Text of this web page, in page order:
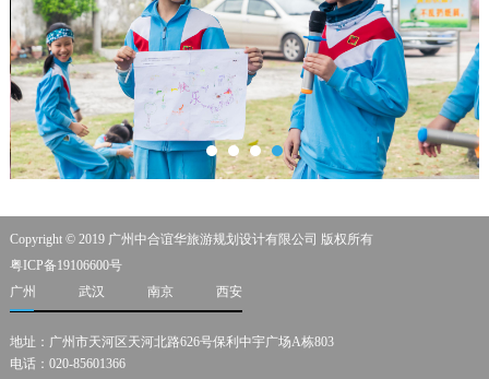
Copyright © 2019 广州中合谊华旅游规划设计有限公司 版权所有
粤ICP备19106600号
广州
武汉 南京 西安
地址：广州市天河区天河北路626号保利中宇广场A栋803
电话：020-85601366